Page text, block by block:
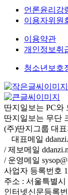
언론윤리강
이용자위원
이용약관
개인정보취
청소년보호
딴지일보는 PC와
딴지일보는 무단
(주)딴지그룹 대표
대표메일
/ 제보메일
/ 운영메일
사업자 등록번호
주소 : 서울특별
인터넷신문등록